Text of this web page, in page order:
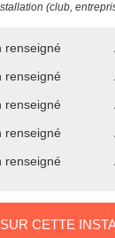
(club,
renseigné
renseigné
renseigné
renseigné
renseigné
CETTE